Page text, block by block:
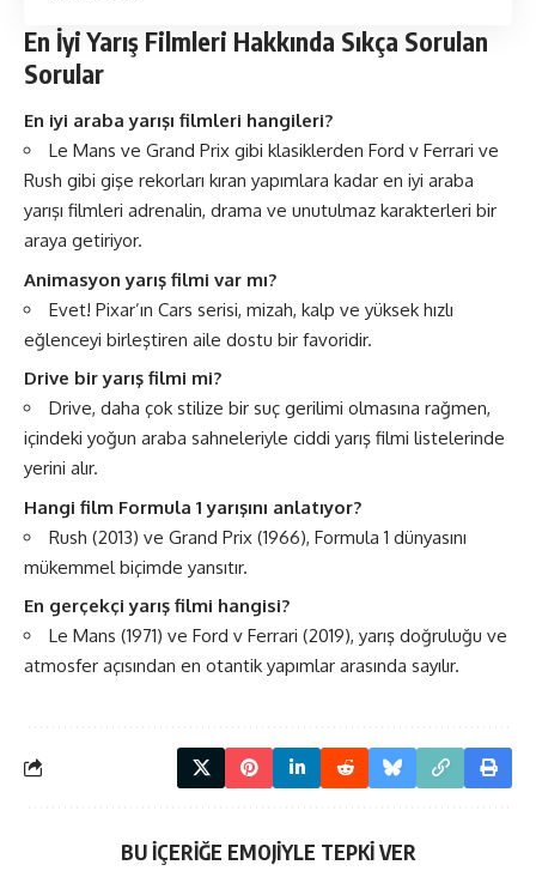
En İyi Yarış Filmleri Hakkında Sıkça Sorulan
Sorular
En iyi araba yarışı filmleri hangileri?
Le Mans ve Grand Prix gibi klasiklerden Ford v Ferrari ve
Rush gibi gişe rekorları kıran yapımlara kadar en iyi araba
yarışı filmleri adrenalin, drama ve unutulmaz karakterleri bir
araya getiriyor.
Animasyon yarış filmi var mı?
Evet! Pixar’ın Cars serisi, mizah, kalp ve yüksek hızlı
eğlenceyi birleştiren aile dostu bir favoridir.
Drive bir yarış filmi mi?
Drive, daha çok stilize bir suç gerilimi olmasına rağmen,
içindeki yoğun araba sahneleriyle ciddi yarış filmi listelerinde
yerini alır.
Hangi film Formula 1 yarışını anlatıyor?
Rush (2013) ve Grand Prix (1966), Formula 1 dünyasını
mükemmel biçimde yansıtır.
En gerçekçi yarış filmi hangisi?
Le Mans (1971) ve Ford v Ferrari (2019), yarış doğruluğu ve
atmosfer açısından en otantik yapımlar arasında sayılır.
BU İÇERİĞE EMOJİYLE TEPKİ VER